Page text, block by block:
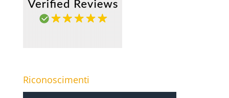
Riconoscimenti